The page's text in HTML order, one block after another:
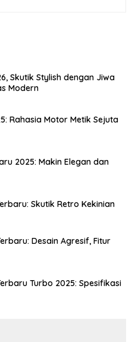
Skutik Stylish dengan Jiwa
Modern
Rahasia Motor Metik Sejuta
2025: Makin Elegan dan
Skutik Retro Kekinian
Desain Agresif, Fitur
Turbo 2025: Spesifikasi